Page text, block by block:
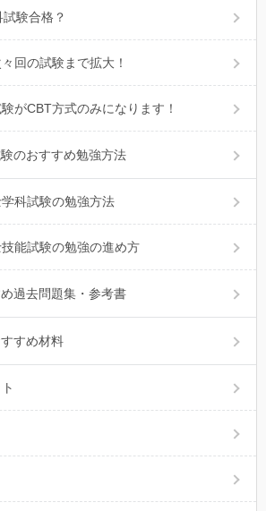
験合格？
回の試験まで拡大！
がCBT方式のみになります！
のおすすめ勉強方法
科試験の勉強方法
能試験の勉強の進め方
過去問題集・参考書
すめ材料